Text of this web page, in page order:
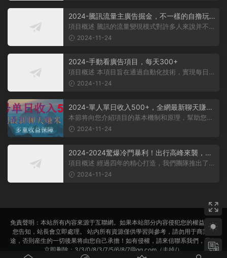
2024-騰訊流量主廣告掘金，不一樣的自撸玩
法，日賺500-1000+，無設備要求
項目概述 騰訊的流量變現模式對許多人來說并不陌
生，大多數人對其盈利方式有所了...
2024-11-24
2024-手動看廣告項目，每天300+
項目概述 本項目旨在通過自動化技術，實現每日觀
2024-11-24
2024-單人單日收入500+，全網最新聊天賺
米！适合所有人群簡單暴力！
本節将向您介紹項目的基本機制和原理，幫助您理
解項目的基本概念。 在項目實施前...
2024-11-24
2024-2024驚爆冷門暴利！出行高峰來襲，裏
程積分，高爆發期，一單300+—2000+，月入
過萬不是夢！
項目概述 經過四年的精心打造，我們團隊推出了一
個從未對外公布的項目——利用裏...
2024-11-24
免責聲明：本站所有内容來源于互聯網。如果本站部分内容侵犯您的權益，請
您告知，站長會立即處理。 站内所有資源僅供學習與參考，請勿用于商業用
途，否則産生的一切後果将由您自己承擔！如有侵權，請來信聯系我們，我們
立即删除：3/3/0/8/3/7/5/6/8/7@qq.com（去掉/）